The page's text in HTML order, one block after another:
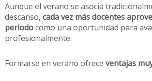
Aunque el verano se asocia
descanso, cada vez más docentes
periodocomo una oportunidad para
profesionalmente.
Formarse en verano ofrece ventajas